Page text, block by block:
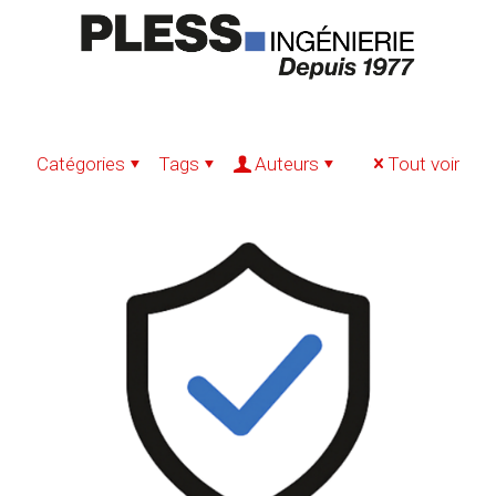
Catégories Tags Auteurs Tout voir